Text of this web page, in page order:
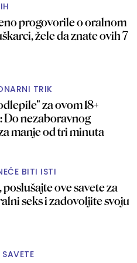
progovorile o oralnom
žele da znate ovih 7
TRIK
za ovom 18+
Do nezaboravnog
manje od tri minuta
BITI ISTI
ove savete za
seks i zadovoljite svoju